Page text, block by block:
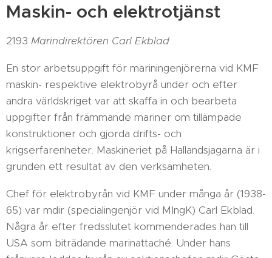
Maskin- och elektrotjänst
2193 Marindirektören Carl Ekblad
En stor arbetsuppgift för mariningenjörerna vid KMF
maskin- respektive elektrobyrå under och efter
andra världskriget var att skaffa in och bearbeta
uppgifter från främmande mariner om tillämpade
konstruktioner och gjorda drifts- och
krigserfarenheter. Maskineriet på Hallandsjagarna är i
grunden ett resultat av den verksamheten.
Chef för elektrobyrån vid KMF under många år (1938-
65) var mdir (specialingenjör vid MIngK) Carl Ekblad.
Några år efter fredsslutet kommenderades han till
USA som biträdande marinattaché. Under hans